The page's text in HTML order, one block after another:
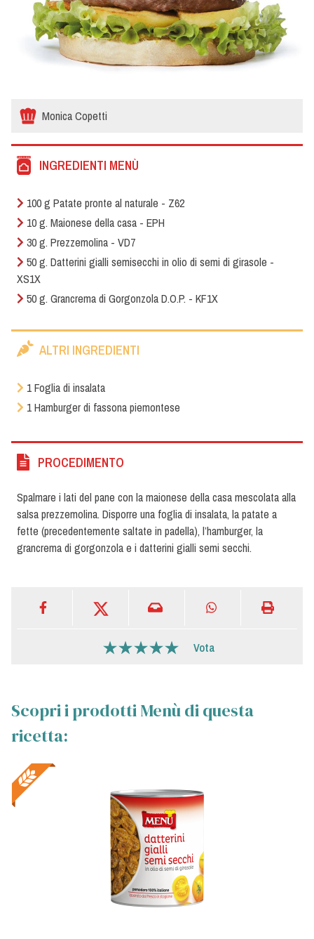
Monica Copetti
INGREDIENTI MENÙ
100 g Patate pronte al naturale - Z62
10 g. Maionese della casa - EPH
30 g. Prezzemolina - VD7
50 g. Datterini gialli semisecchi in olio di semi di girasole -
XS1X
50 g. Grancrema di Gorgonzola D.O.P. - KF1X
ALTRI INGREDIENTI
1 Foglia di insalata
1 Hamburger di fassona piemontese
PROCEDIMENTO
Spalmare i lati del pane con la maionese della casa mescolata alla
salsa prezzemolina. Disporre una foglia di insalata, la patate a
fette (precedentemente saltate in padella), l’hamburger, la
grancrema di gorgonzola e i datterini gialli semi secchi.
Vota
Scopri i prodotti Menù di questa
ricetta: